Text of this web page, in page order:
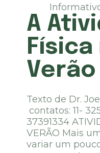
A
Física
Verão
Texto de Dr.
contatos: 11-
37391334
VERÃO Mais
variar um